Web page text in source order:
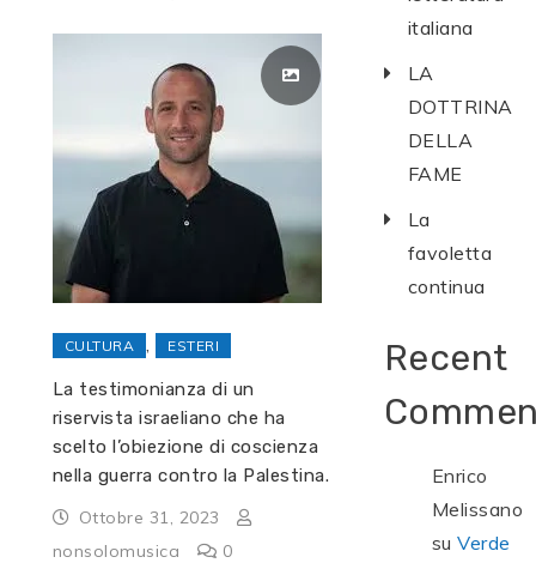
CULTURA ESTERI
La testimonianza di un
riservista israeliano che ha
scelto l’obiezione di coscienza
nella guerra contro la Palestina.
Ottobre 31, 2023
nonsolomusica
0
italiana
LA
DOTTRINA
DELLA
FAME
La
favoletta
continua
Recent
Enrico
Melissano
suVerde